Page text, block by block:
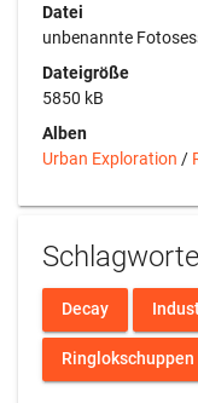
Datei
unbenannte
Dateigröße
5850 kB
Alben
Urban Exploration /
Schlagworte
Decay
Ringlokschuppen